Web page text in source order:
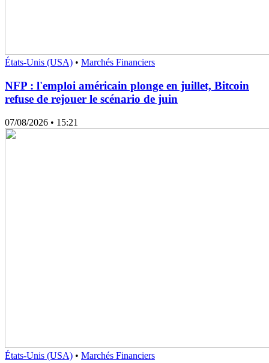
États-Unis (USA) • Marchés Financiers
NFP : l'emploi américain plonge en juillet, Bitcoin
refuse de rejouer le scénario de juin
07/08/2026 • 15:21
États-Unis (USA) • Marchés Financiers